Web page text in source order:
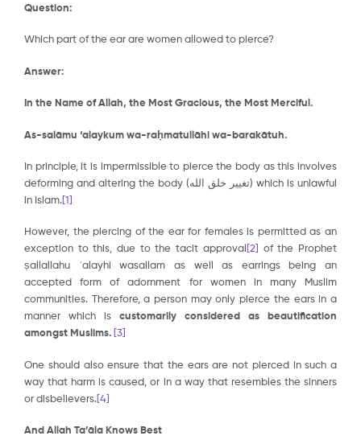
Question:
Which part of the ear are women allowed to pierce?
Answer:
In the Name of Allah, the Most Gracious, the Most Merciful.
As-salāmu ‘alaykum wa-raḥmatullāhi wa-barakātuh.
In principle, it is impermissible to pierce the body as this involves
deforming and altering the body (تغيير خلق الله) which is unlawful
in Islam. [1]
However, the piercing of the ear for females is permitted as an
exception to this, due to the tacit approval [2]
of the Prophet
ṣallallahu ʿalayhi wasallam as well as earrings being an
accepted form of adornment for women in many Muslim
communities. Therefore, a person may only pierce the ears in a
manner which is customarily considered as beautification
amongst Muslims. [3]
One should also ensure that the ears are not pierced in such a
way that harm is caused, or in a way that resembles the sinners
or disbelievers. [4]
And Allah Ta’āla Knows Best